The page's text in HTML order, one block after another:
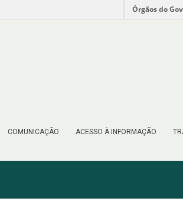
Órgãos do
COMUNICAÇÃO ACESSO À INFORMAÇÃO